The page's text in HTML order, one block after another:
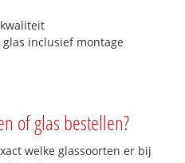
inclusief montage
of glas bestellen?
welke glassoorten er bij